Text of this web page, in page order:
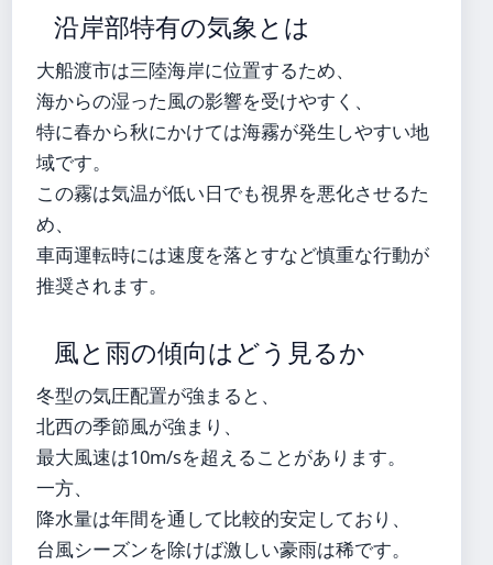
沿岸部特有の気象とは
大船渡市は三陸海岸に位置するため、
海からの湿った風の影響を受けやすく、
特に春から秋にかけては海霧が発生しやすい地
域です。
この霧は気温が低い日でも視界を悪化させるた
め、
車両運転時には速度を落とすなど慎重な行動が
推奨されます。
風と雨の傾向はどう見るか
冬型の気圧配置が強まると、
北西の季節風が強まり、
最大風速は10m/sを超えることがあります。
一方、
降水量は年間を通して比較的安定しており、
台風シーズンを除けば激しい豪雨は稀です。